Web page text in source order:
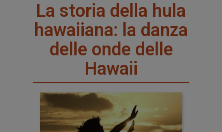
La storia della hula
hawaiiana: la danza
delle onde delle
Hawaii